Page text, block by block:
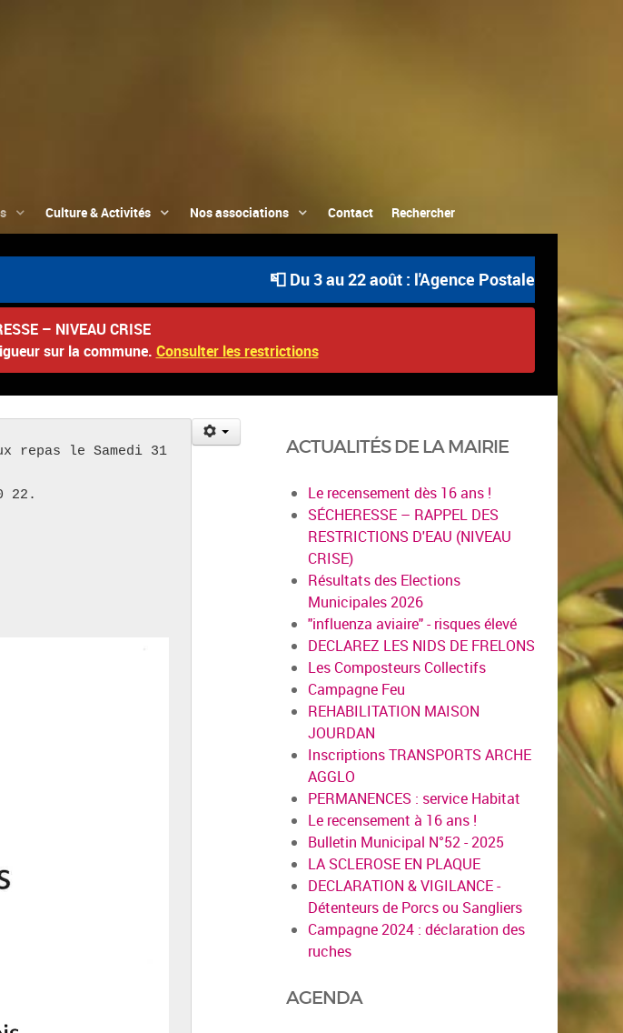
Culture & Activités Nos associations Contact Rechercher
📮 Du 3 au 22 août : l'Agence Postale Communale
– NIVEAU CRISE
sur la commune. Consulter les restrictions
repas le Samedi 31
22.
ACTUALITÉS DE LA MAIRIE
Le recensement dès 16 ans !
SÉCHERESSE – RAPPEL DES
RESTRICTIONS D'EAU (NIVEAU
CRISE)
Résultats des Elections
Municipales 2026
"influenza aviaire" - risques élevé
DECLAREZ LES NIDS DE FRELONS
Les Composteurs Collectifs
Campagne Feu
REHABILITATION MAISON
JOURDAN
Inscriptions TRANSPORTS ARCHE
AGGLO
PERMANENCES : service Habitat
Le recensement à 16 ans !
Bulletin Municipal N°52 - 2025
LA SCLEROSE EN PLAQUE
DECLARATION & VIGILANCE -
Détenteurs de Porcs ou Sangliers
Campagne 2024 : déclaration des
ruches
AGENDA